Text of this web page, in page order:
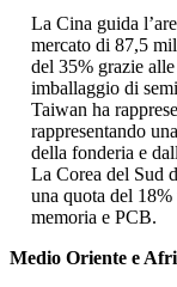
La Cina guida
mercato di 87,5
del 35% grazie
imballaggio di
Taiwan ha
rappresentando
della fonderia e
La Corea del Sud
una quota del
memoria e PCB.
Medio Oriente e